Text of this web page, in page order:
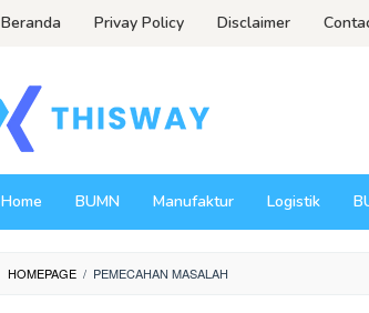
Beranda Privay Policy Disclaimer
Home BUMN Manufaktur Logistik
HOMEPAGE / PEMECAHAN MASALAH